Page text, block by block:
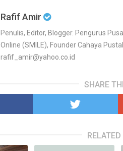
Rafif Amir
Penulis, Editor, Blogger. Pengurus
Online (SMILE), Founder Cahaya
rafif_amir@yahoo.co.id
SHARE